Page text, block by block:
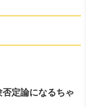
定論になるちゃ